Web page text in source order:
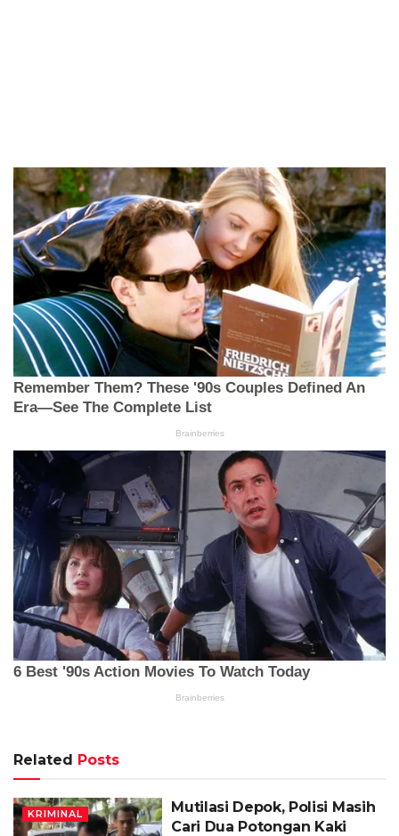
Related Posts
KRIMINAL
Mutilasi Depok, Polisi Masih
Cari Dua Potongan Kaki